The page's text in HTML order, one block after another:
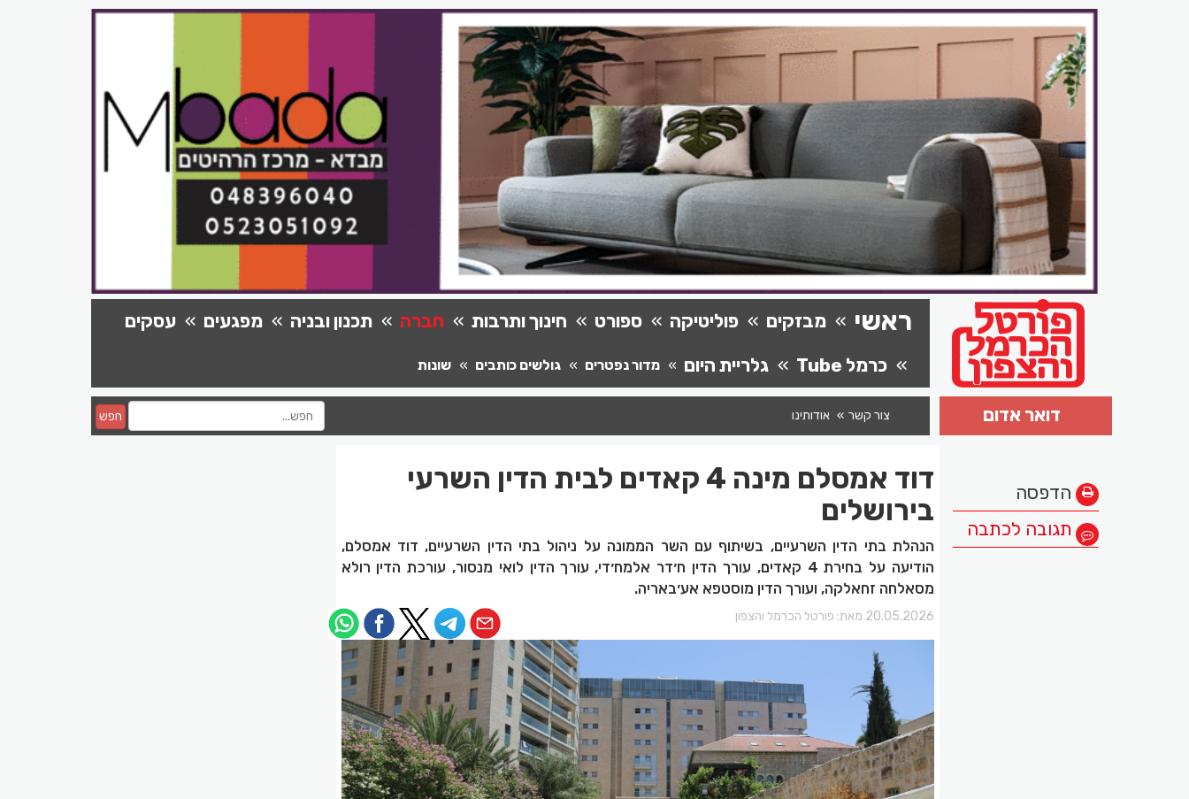
ראשי מבזקים פוליטיקה ספורט חינוך ותרבות חברה תכנון ובניה מפגעים
עסקים
כרמל Tube
גלריית היום מדור נפטרים גולשים כותבים שונות
צור קשר אודותינו חפש דואר אדום
הדפסה
תגובה לכתבה
דוד אמסלם מינה 4 קאדים לבית הדין השרעי
בירושלים
הנהלת בתי הדין השרעיים, בשיתוף עם השר הממונה על ניהול בתי הדין השרעיים, דוד אמסלם,
הודיעה על בחירת 4 קאדים, עורך הדין ח׳דר אלמח׳די, עורך הדין לואי מנסור, עורכת הדין רולא
מסאלחה זחאלקה, ועורך הדין מוסטפא אע׳באריה.
20.05.2026 מאת: פורטל הכרמל והצפון